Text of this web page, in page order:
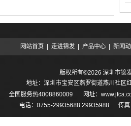
网站首页 走进锦发| 产品中心| 新闻
版权所有©2026 深圳市锦
地址：深圳市宝安区燕罗街道燕川社
全国服务热4008860009 网址：
电话：0755-29935688 29935988 传真